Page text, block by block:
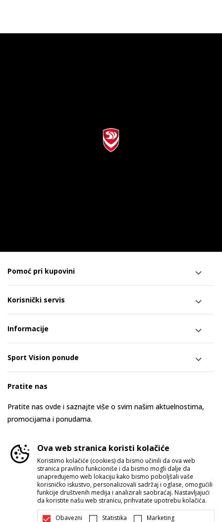
Pomoć pri kupovini
Korisnički servis
Informacije
Sport Vision ponude
Pratite nas
Pratite nas ovde i saznajte više o svim našim aktuelnostima,
promocijama i ponudama.
Srbija Promenite
Ova web stranica koristi kolačiće
Koristimo kolačiće (cookies) da bismo učinili da ova web
stranica pravilno funkcioniše i da bismo mogli dalje da
unapređujemo web lokaciju kako bismo poboljšali vaše
korisničko iskustvo, personalizovali sadržaj i oglase, omogućili
funkcije društvenih medija i analizirali saobraćaj. Nastavljajući
da koristite našu web stranicu, prihvatate upotrebu kolačića.
Obavezni Statistika Marketing